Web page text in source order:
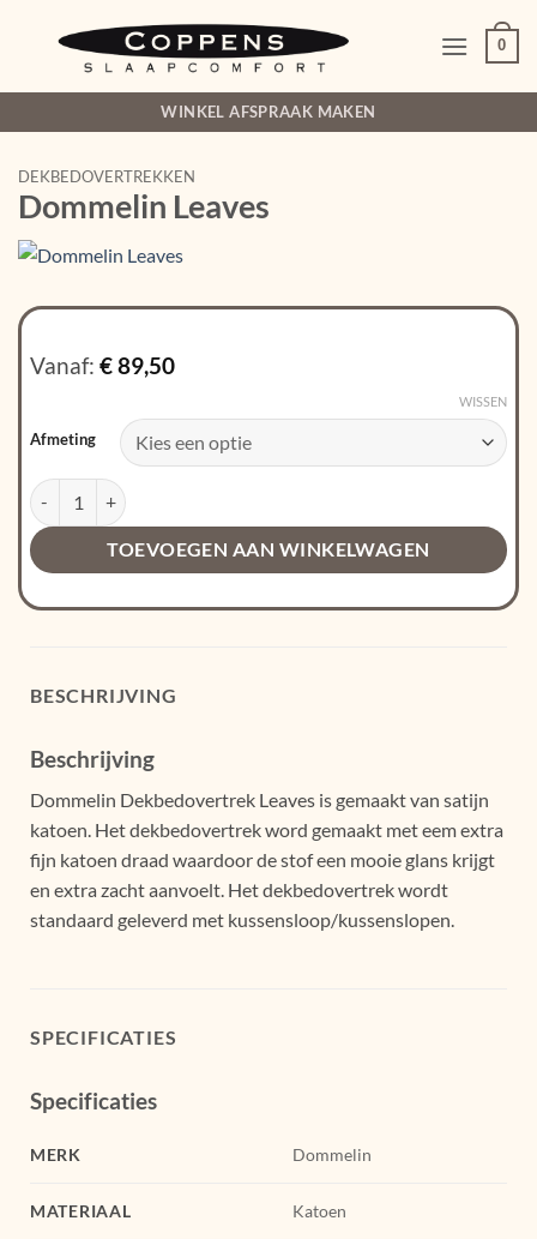
0
WINKEL AFSPRAAK MAKEN
DEKBEDOVERTREKKEN
Dommelin Leaves
Vanaf: €89,50
Afmeting
WISSEN
Dommelin Leaves aantal
TOEVOEGEN AAN WINKELWAGEN
BESCHRIJVING
Beschrijving
Dommelin Dekbedovertrek Leaves is gemaakt van satijn
katoen. Het dekbedovertrek word gemaakt met eem extra
fijn katoen draad waardoor de stof een mooie glans krijgt
en extra zacht aanvoelt. Het dekbedovertrek wordt
standaard geleverd met kussensloop/kussenslopen.
SPECIFICATIES
Specificaties
MERK Dommelin
MATERIAAL Katoen